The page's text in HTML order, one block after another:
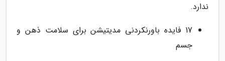
ندارد.
17 فایده باورنکردنی مدیتیشن برای سلامت ذهن و
جسم